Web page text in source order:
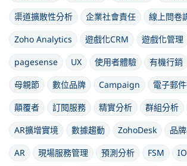
渠道擴散性分析
企業社會責任 線上問卷
Zoho Analytics
遊戲化CRM 遊戲化管理
pagesense
UX 使用者體驗 有機行銷
母親節
數位品牌 Campaign 電子郵
顛覆者
訂閱服務 精實分析 群組分析
AR擴增實境
數據趨動 ZohoDesk 品
AR
現場服務管理 預測分析 FSM